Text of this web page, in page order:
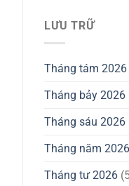
LƯU TRỮ
Tháng tám 2026
Tháng bảy 2026
Tháng sáu 2026
Tháng năm 2026
Tháng tư 2026